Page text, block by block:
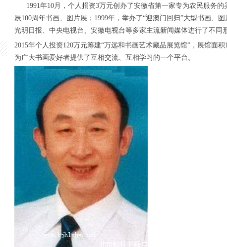
1991年10月，个人捐资3万元创办了安徽省第一家专为农民服务
辰100周年书画、图片展；1999年，举办了“迎澳门回归”大型书画、
光明日报、中央电视台、安徽电视台等多家主流新闻媒体进行了不同
2015年个人投资120万元筹建“万远和书画艺术藏品展览馆”，展馆面
为广大书画爱好者提供了互相交流、互相学习的一个平台。